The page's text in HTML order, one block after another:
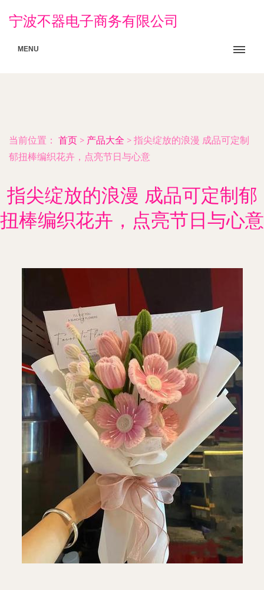
宁波不器电子商务有限公司
MENU
当前位置： 首页 > 产品大全 > 指尖绽放的浪漫 成品可定制
郁扭棒编织花卉，点亮节日与心意
指尖绽放的浪漫 成品可定制郁
扭棒编织花卉，点亮节日与心意